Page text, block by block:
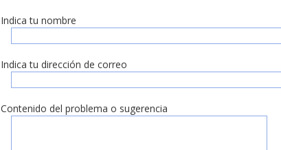
Indica tu nombre
Indica tu dirección de correo
Contenido del problema o sugerencia